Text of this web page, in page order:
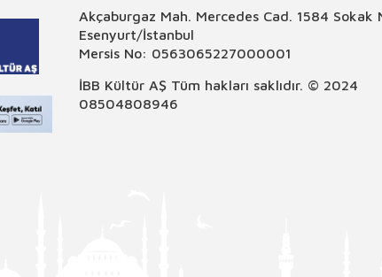
Akçaburgaz Mah. Mercedes Cad. 1584 Sokak
Esenyurt/İstanbul
Mersis No: 0563065227000001
İBB Kültür AŞ Tüm hakları saklıdır. © 2024
08504808946